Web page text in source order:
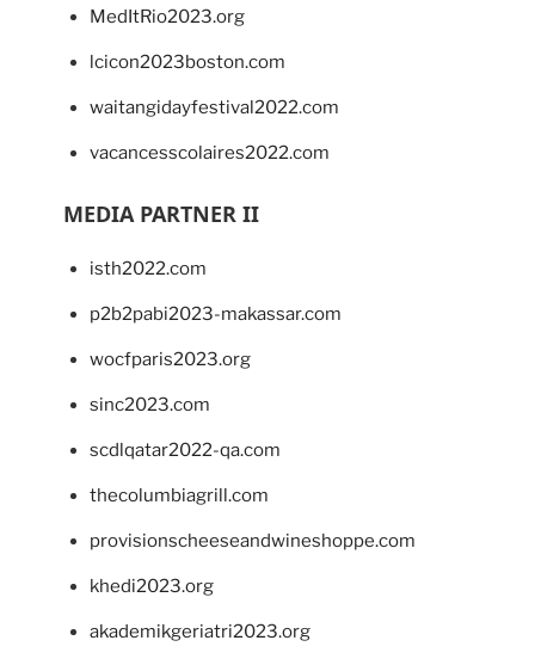
MedItRio2023.org
lcicon2023boston.com
waitangidayfestival2022.com
vacancesscolaires2022.com
MEDIA PARTNER II
isth2022.com
p2b2pabi2023-makassar.com
wocfparis2023.org
sinc2023.com
scdlqatar2022-qa.com
thecolumbiagrill.com
provisionscheeseandwineshoppe.com
khedi2023.org
akademikgeriatri2023.org